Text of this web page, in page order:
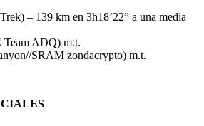
– 139 km en 3h18’22” a una media
ADQ) m.t.
SRAM zondacrypto) m.t.